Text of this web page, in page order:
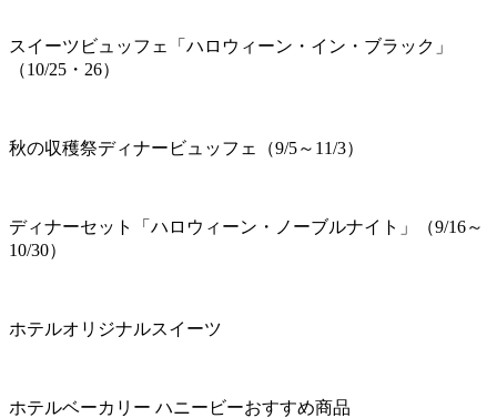
スイーツビュッフェ「ハロウィーン・イン・ブラック」
（10/25・26）
秋の収穫祭ディナービュッフェ（9/5～11/3）
ディナーセット「ハロウィーン・ノーブルナイト」（9/16～
10/30）
ホテルオリジナルスイーツ
ホテルベーカリー ハニービーおすすめ商品